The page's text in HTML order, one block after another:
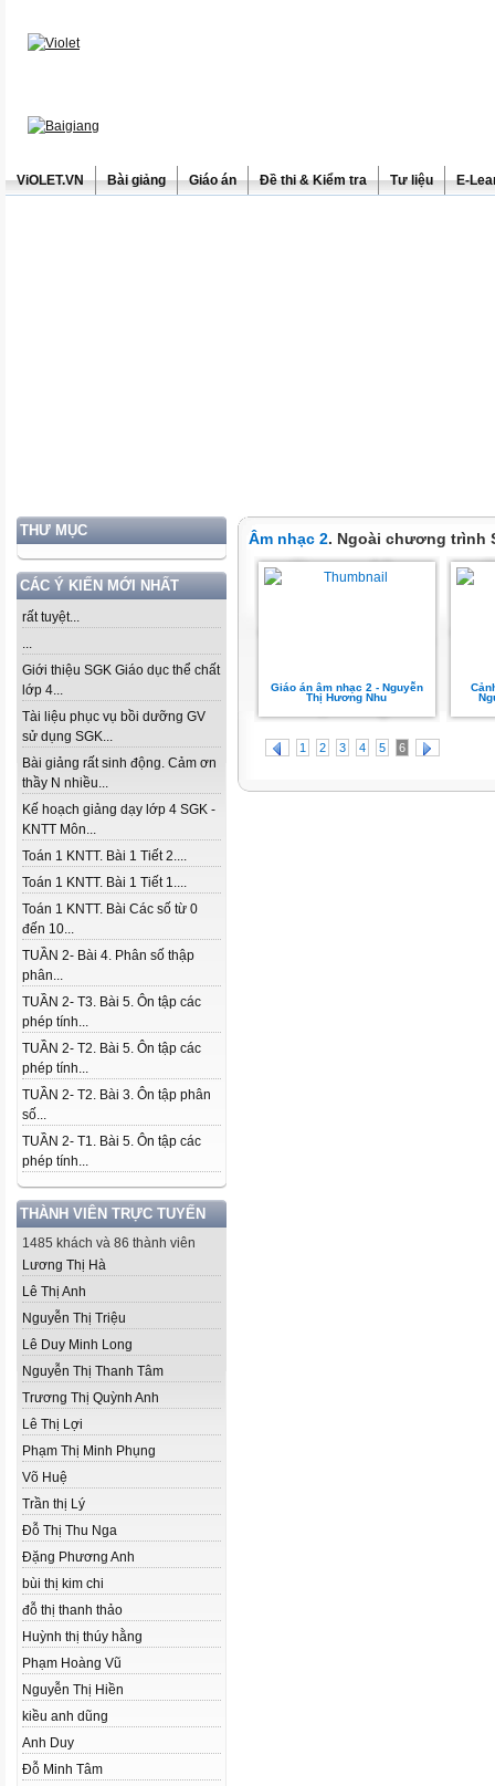
ViOLET.VN Bài giảng Giáo án Đề thi & Kiểm tra Tư liệu E-
THƯ MỤC
CÁC Ý KIẾN MỚI NHẤT
rất tuyệt...
...
Giới thiệu SGK Giáo dục thể chất
lớp 4...
Tài liệu phục vụ bồi dưỡng GV
sử dụng SGK...
Bài giảng rất sinh động. Cảm ơn
thầy N nhiều...
Kế hoạch giảng dạy lớp 4 SGK -
KNTT Môn...
Toán 1 KNTT. Bài 1 Tiết 2....
Toán 1 KNTT. Bài 1 Tiết 1....
Toán 1 KNTT. Bài Các số từ 0
đến 10...
TUẦN 2- Bài 4. Phân số thập
phân...
TUẦN 2- T3. Bài 5. Ôn tập các
phép tính...
TUẦN 2- T2. Bài 5. Ôn tập các
phép tính...
TUẦN 2- T2. Bài 3. Ôn tập phân
số...
TUẦN 2- T1. Bài 5. Ôn tập các
phép tính...
THÀNH VIÊN TRỰC TUYẾN
1485 khách và 86 thành viên
Lương Thị Hà
Lê Thị Anh
Nguyễn Thị Triệu
Lê Duy Minh Long
Nguyễn Thị Thanh Tâm
Trương Thị Quỳnh Anh
Lê Thị Lợi
Phạm Thị Minh Phụng
Võ Huệ
Trần thị Lý
Đỗ Thị Thu Nga
Đặng Phương Anh
bùi thị kim chi
đỗ thị thanh thảo
Huỳnh thị thúy hằng
Phạm Hoàng Vũ
Nguyễn Thị Hiền
kiều anh dũng
Anh Duy
Đỗ Minh Tâm
Âm nhạc 2. Ngoài chương trình
Giáo án âm nhạc 2 - Nguyễn
Thị Hương Nhu
1 2 3 4 5 6